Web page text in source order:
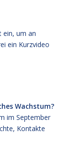
ein, um an
ein Kurzvideo
Wachstum?
im September
Kontakte